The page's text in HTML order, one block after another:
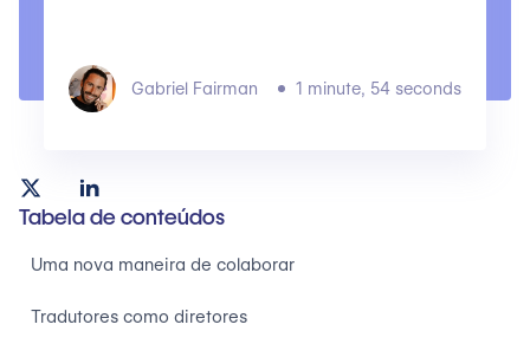
Gabriel Fairman 1 minute, 54 seconds
Tabela de conteúdos
Uma nova maneira de colaborar
Tradutores como diretores